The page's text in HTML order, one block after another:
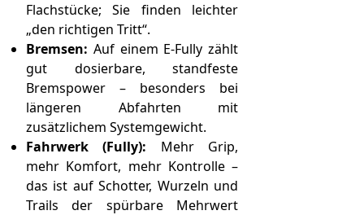
Flachstücke; Sie finden leichter
„den richtigen Tritt“.
Bremsen: Auf einem E‑Fully zählt
gut dosierbare, standfeste
Bremspower – besonders bei
längeren Abfahrten mit
zusätzlichem Systemgewicht.
Fahrwerk (Fully): Mehr Grip,
mehr Komfort, mehr Kontrolle –
das ist auf Schotter, Wurzeln und
Trails der spürbare Mehrwert